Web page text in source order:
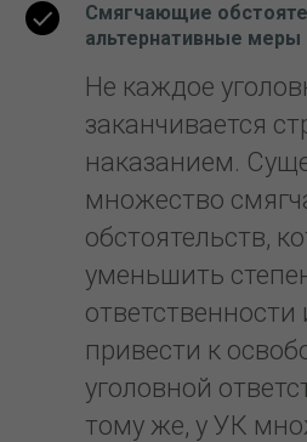
Смягчающие
альтернативные меры
Не каждое
заканчивается
наказанием.
множество
обстоятельств,
уменьшить
привести к
уголовной
тому же, у УК